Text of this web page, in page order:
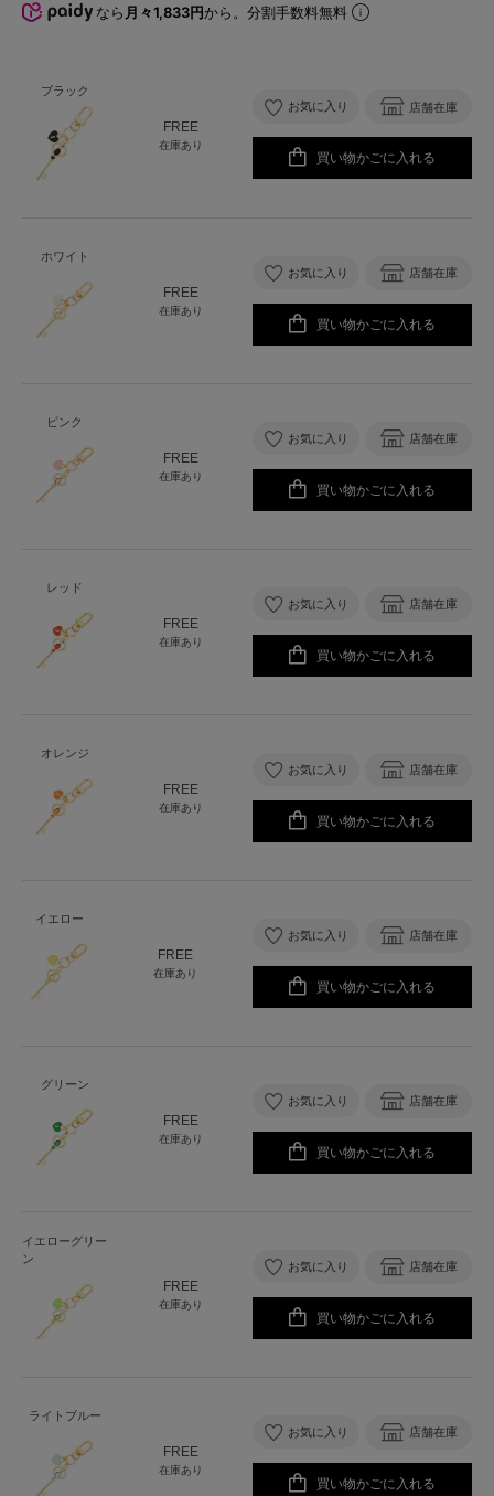
なら 月々1,833円から。分割手数料無料
ブラック
FREE
在庫あり
お気に入り 店舗在庫
買い物かごに入れる
ホワイト
FREE
在庫あり
お気に入り 店舗在庫
買い物かごに入れる
ピンク
FREE
在庫あり
お気に入り 店舗在庫
買い物かごに入れる
レッド
FREE
在庫あり
お気に入り 店舗在庫
買い物かごに入れる
オレンジ
FREE
在庫あり
お気に入り 店舗在庫
買い物かごに入れる
イエロー
FREE
在庫あり
お気に入り 店舗在庫
買い物かごに入れる
グリーン
FREE
在庫あり
お気に入り 店舗在庫
買い物かごに入れる
イエローグリー
ン
FREE
在庫あり
お気に入り 店舗在庫
買い物かごに入れる
ライトブルー
FREE
在庫あり
お気に入り 店舗在庫
買い物かごに入れる